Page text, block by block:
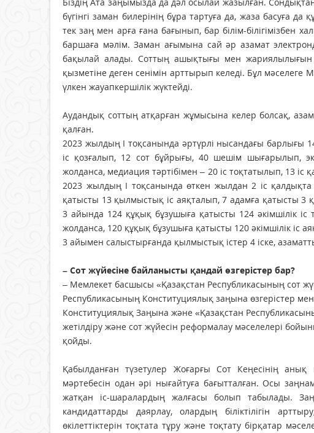
бүгінгі заман билерінің бұра тартуға да, жаза басуға
тек заң мен арға ғана бағынып, бар білім-білігімізбен
баршаға мәлім. Заман ағымына сай әр азамат
бақылай алады. Соттың ашықтығы мен жариялылығын
қызметіне деген сенімін арттырып келеді. Бұл
үлкен жауапкершілік жүктейді.
Аудандық соттың атқарған жұмысына келер болсақ,
қалған.
2023 жылдың І тоқсанында әртүрлі нысандағы барлығы
іс қозғалып, 12 сот бұйрығы, 40 шешім шығарылып,
жолданса, медиация тәртібімен – 20 іс тоқтатылып, 13
2023 жылдың І тоқсанында өткен жылдан 2 іс
қатысты 13 қылмыстық іс аяқталып, 7 адамға қатысты
3 айында 124 құқық бұзушыға қатысты 124 әкімшілік
жолданса, 120 құқық бұзушыға қатысты 120 әкімшілік іс
3 айымен салыстырғанда қылмыстық істер 4 іске,
– Сот жүйесіне байланысты қандай өзгерістер бар?
– Мемлекет басшысы «Қазақстан Республикасының сот
Республикасының Конституциялық заңына өзгерістер
Конституциялық Заңына және «Қазақстан
жетілдіру және сот жүйесін реформалау мәселелері
қойды.
Қабылданған түзетулер Жоғарғы Сот Кеңесінің
мәртебесін одан әрі нығайтуға бағытталған. Осы
жатқан іс-шаралардың жалғасы болып табылады.
кандидаттарды даярлау, олардың біліктілігін
өкілеттіктерін тоқтата тұру және тоқтату бірқатар